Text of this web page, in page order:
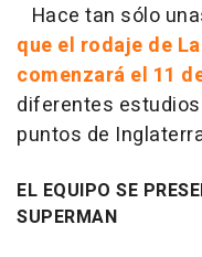
Hace tan sólo
que el rodaje de
comenzará el 11
diferentes
puntos de
EL EQUIPO SE
SUPERMAN